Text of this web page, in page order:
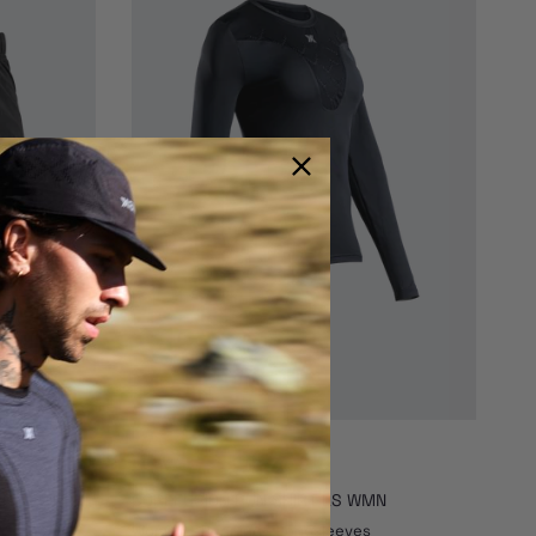
WMN COREFUSION RUN SHIRT LS WMN
Women - Running - Longsleeves